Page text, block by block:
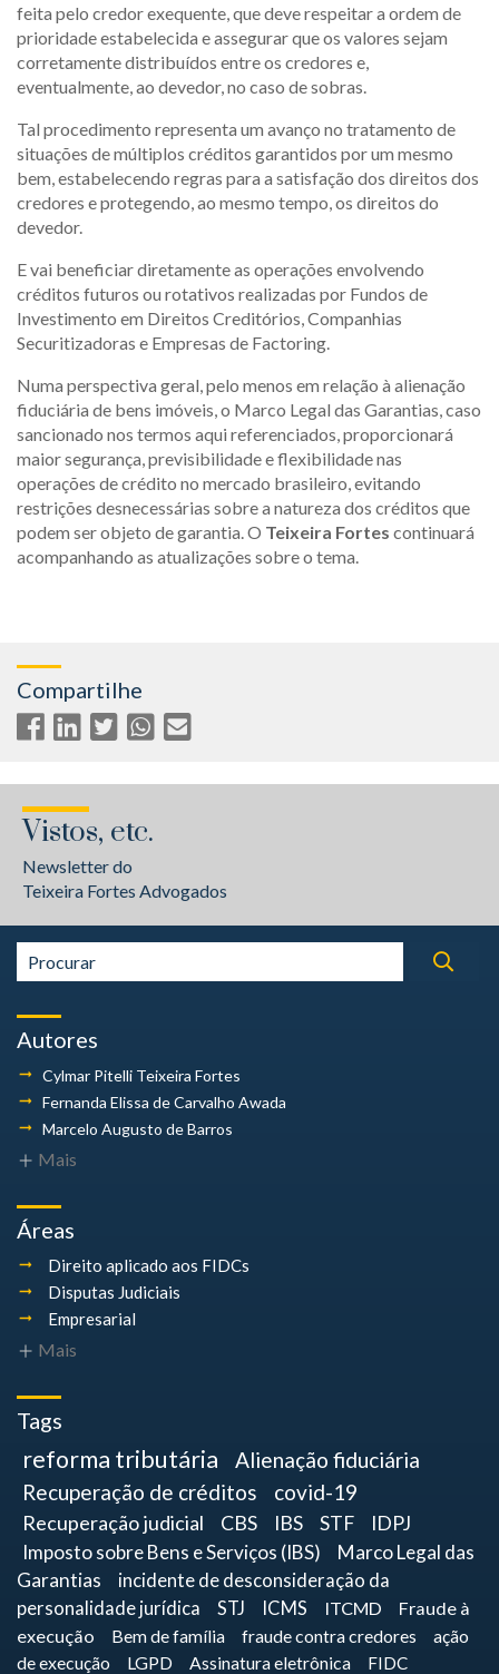
feita pelo credor exequente, que deve respeitar a ordem de
prioridade estabelecida e assegurar que os valores sejam
corretamente distribuídos entre os credores e,
eventualmente, ao devedor, no caso de sobras.
Tal procedimento representa um avanço no tratamento de
situações de múltiplos créditos garantidos por um mesmo
bem, estabelecendo regras para a satisfação dos direitos dos
credores e protegendo, ao mesmo tempo, os direitos do
devedor.
E vai beneficiar diretamente as operações envolvendo
créditos futuros ou rotativos realizadas por Fundos de
Investimento em Direitos Creditórios, Companhias
Securitizadoras e Empresas de Factoring.
Numa perspectiva geral, pelo menos em relação à alienação
fiduciária de bens imóveis, o Marco Legal das Garantias, caso
sancionado nos termos aqui referenciados, proporcionará
maior segurança, previsibilidade e flexibilidade nas
operações de crédito no mercado brasileiro, evitando
restrições desnecessárias sobre a natureza dos créditos que
podem ser objeto de garantia. O Teixeira Fortes continuará
acompanhando as atualizações sobre o tema.
Compartilhe
Vistos, etc.
Newsletter do
Teixeira Fortes Advogados
Autores
Cylmar Pitelli Teixeira Fortes
Fernanda Elissa de Carvalho Awada
Marcelo Augusto de Barros
Mais
Áreas
Direito aplicado aos FIDCs
Disputas Judiciais
Empresarial
Mais
Tags
reforma tributária
Alienação fiduciária
Recuperação de créditos
covid-19
Recuperação judicial CBS IBS STF
IDPJ
Imposto sobre Bens e Serviços (IBS)
Marco Legal das
Garantias
incidente de desconsideração da
personalidade jurídica
STJ ICMS ITCMD
Fraude à
execução
Bem de família fraude contra credores
ação
de execução
LGPD Assinatura eletrônica
FIDC